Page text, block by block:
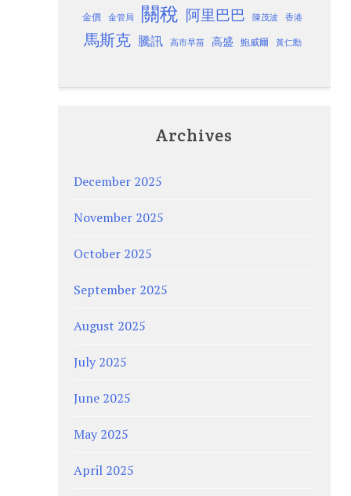
金價 金管局 關稅 阿里巴巴 陳茂波 香港
馬斯克 騰訊 高市早苗 高盛 鮑威爾 黃仁勳
Archives
December 2025
November 2025
October 2025
September 2025
August 2025
July 2025
June 2025
May 2025
April 2025